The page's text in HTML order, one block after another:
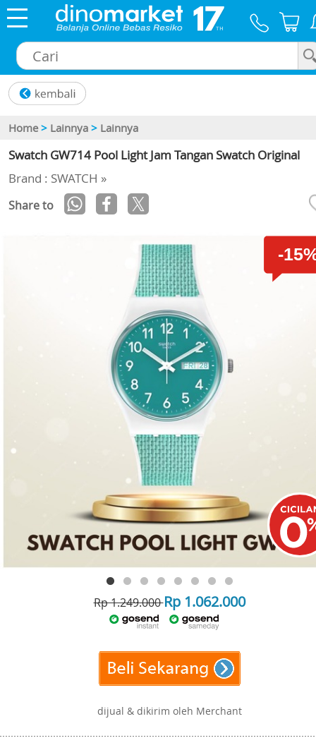
Home > Lainnya > Lainnya
Swatch GW714 Pool Light Jam Tangan Swatch Original
Brand : SWATCH »
Share to
-
Rp 1.249.000Rp 1.062.000
dijual & dikirim oleh Merchant